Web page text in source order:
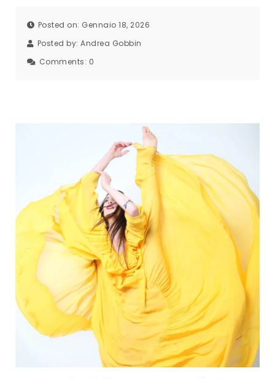
Posted on: Gennaio 18, 2026
Posted by: Andrea Gobbin
Comments: 0